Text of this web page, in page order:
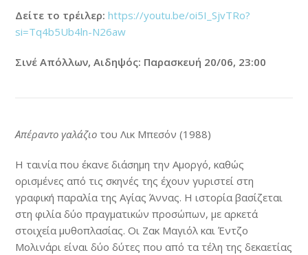
Δείτε το τρέιλερ: https://youtu.be/oi5I_SjvTRo?
si=Tq4b5Ub4ln-N26aw
Σινέ Απόλλων, Αιδηψός: Παρασκευή 20/06, 23:00
Απέραντο γαλάζιο του Λικ Μπεσόν (1988)
Η ταινία που έκανε διάσημη την Αμοργό, καθώς
ορισμένες από τις σκηνές της έχουν γυριστεί στη
γραφική παραλία της Αγίας Άννας. Η ιστορία βασίζεται
στη φιλία δύο πραγματικών προσώπων, με αρκετά
στοιχεία μυθοπλασίας. Οι Ζακ Μαγιόλ και Έντζο
Μολινάρι είναι δύο δύτες που από τα τέλη της δεκαετίας